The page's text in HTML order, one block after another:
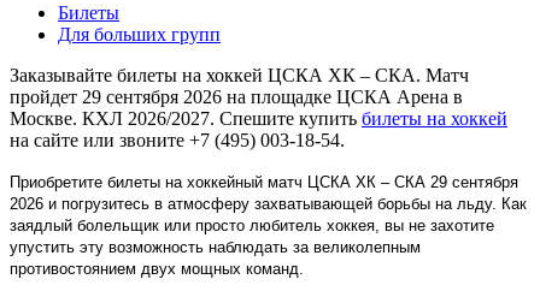
Билеты
Для больших групп
Заказывайте билеты на хоккей ЦСКА ХК – СКА. Матч
пройдет 29 сентября 2026 на площадке ЦСКА Арена в
Москве. КХЛ 2026/2027. Спешите купить билеты на хоккей
на сайте или звоните +7 (495) 003-18-54.
Приобретите билеты на хоккейный матч ЦСКА ХК – СКА 29 сентября
2026 и погрузитесь в атмосферу захватывающей борьбы на льду. Как
заядлый болельщик или просто любитель хоккея, вы не захотите
упустить эту возможность наблюдать за великолепным
противостоянием двух мощных команд.